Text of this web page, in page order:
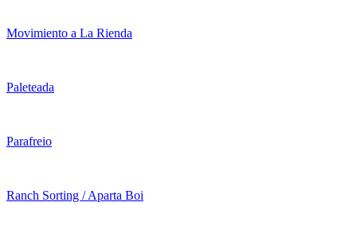
Movimiento a La Rienda
Paleteada
Parafreio
Ranch Sorting / Aparta Boi